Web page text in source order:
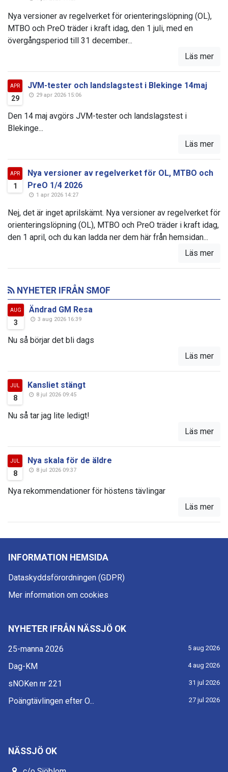
Nya versioner av regelverket för orienteringslöpning (OL),
MTBO och PreO träder i kraft idag, den 1 juli, med en
övergångsperiod till 31 december...
Läs mer
APR
29
JVM-tester och landslagstest i Blekinge 14maj
29 apr 2026 15:06
Den 14 maj avgörs JVM-tester och landslagstest i
Blekinge...
Läs mer
APR
1
Nya versioner av regelverket för OL, MTBO och
PreO 1/4 2026
1 apr 2026 14:27
Nej, det är inget aprilskämt. Nya versioner av regelverket för
orienteringslöpning (OL), MTBO och PreO träder i kraft idag,
den 1 april, och du kan ladda ner dem här från hemsidan...
Läs mer
NYHETER IFRÅN SMOF
AUG
3
Ändrad GM Resa
3 aug 2026 16:39
Nu så börjar det bli dags
Läs mer
JUL
8
Kansliet stängt
8 jul 2026 09:45
Nu så tar jag lite ledigt!
Läs mer
JUL
8
Nya skala för de äldre
8 jul 2026 09:37
Nya rekommendationer för höstens tävlingar
Läs mer
INFORMATION HEMSIDA
Dataskyddsförordningen (GDPR)
Mer information om cookies
NYHETER IFRÅN NÄSSJÖ OK
25-manna 2026 5 aug 2026
Dag-KM 4 aug 2026
sNOKen nr 221 31 jul 2026
Poängtävlingen efter O... 27 jul 2026
NÄSSJÖ OK